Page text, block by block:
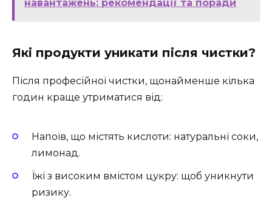
навантажень: рекомендації та поради
Які продукти уникати після чистки?
Після професійної чистки, щонайменше кілька
годин краще утриматися від:
Напоїв, що містять кислоти: натуральні соки,
лимонад.
Їжі з високим вмістом цукру: щоб уникнути
ризику.